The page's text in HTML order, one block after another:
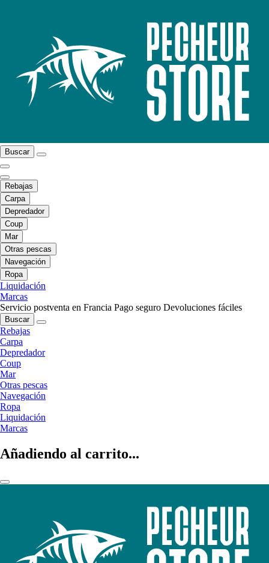
Buscar
Rebajas
Carpa
Depredador
Coup
Mar
Otras pescas
Navegación
Ropa
Liquidación
Marcas
Servicio postventa en Francia Pago seguro Devoluciones fáciles
Buscar
Rebajas
Carpa
Depredador
Coup
Mar
Otras pescas
Navegación
Ropa
Liquidación
Marcas
Añadiendo al carrito...